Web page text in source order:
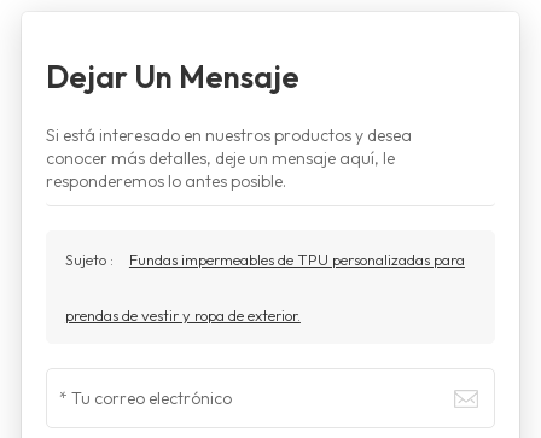
Dejar Un Mensaje
Si está interesado en nuestros productos y desea
conocer más detalles, deje un mensaje aquí, le
responderemos lo antes posible.
Sujeto : Fundas impermeables de TPU personalizadas para
prendas de vestir y ropa de exterior.